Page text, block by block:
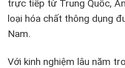
trực tiếp từ Trung Quốc,
loại hóa chất thông dụng
Nam.
Với kinh nghiệm lâu năm